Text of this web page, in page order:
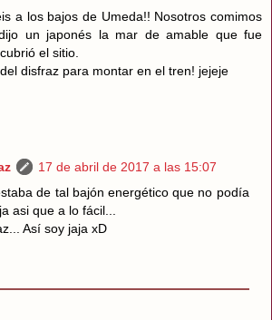
a los bajos de Umeda!! Nosotros comimos
un japonés la mar de amable que fue
el sitio.
disfraz para montar en el tren! jejeje
17 de abril de 2017 a las 15:07
de tal bajón energético que no podía
asi que a lo fácil...
Así soy jaja xD